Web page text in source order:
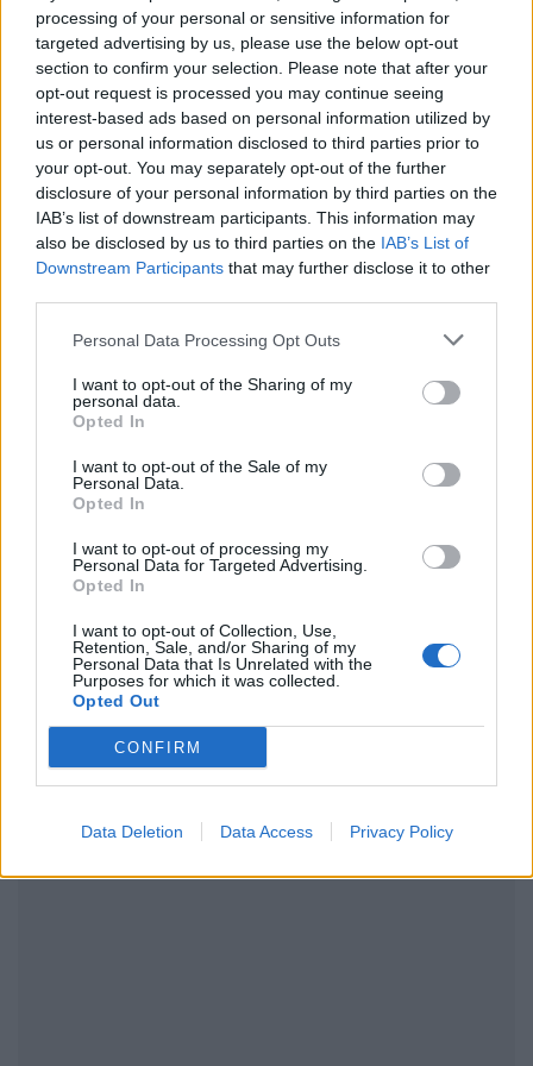
processing of your personal or sensitive information for
targeted advertising by us, please use the below opt-out
section to confirm your selection. Please note that after your
opt-out request is processed you may continue seeing
interest-based ads based on personal information utilized by
us or personal information disclosed to third parties prior to
your opt-out. You may separately opt-out of the further
disclosure of your personal information by third parties on the
IAB’s list of downstream participants. This information may
also be disclosed by us to third parties on the IAB’s List of
Downstream Participants that may further disclose it to other
Personal Data Processing Opt Outs
I want to opt-out of the Sharing of my
personal data.
Opted In
I want to opt-out of the Sale of my
Personal Data.
Opted In
I want to opt-out of processing my
Personal Data for Targeted Advertising.
Opted In
I want to opt-out of Collection, Use,
Retention, Sale, and/or Sharing of my
Personal Data that Is Unrelated with the
Purposes for which it was collected.
Opted Out
CONFIRM
Data Deletion Data Access Privacy Policy
Ακολουθήστε το Pink.gr στοGoogle News
και
μάθετε πρώτοι
τα πιο hot νέα
Ακολουθήστε το Pink.gr και στο